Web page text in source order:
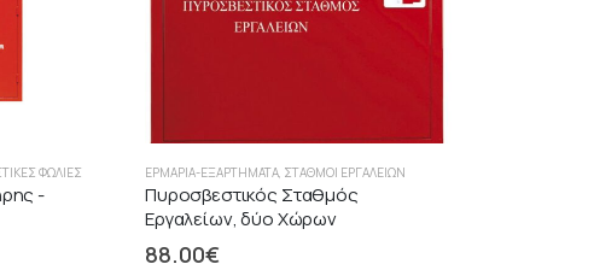
ΦΩΛΙΈΣ
-
ΕΡΜΆΡΙΑ-ΕΞΑΡΤΉΜΑΤΑ ΣΤΑΘΜΟΊ ΕΡΓΑΛΕΙΏΝ
Πυροσβεστικός Σταθμός
Εργαλείων, δύο Χώρων
88.00€